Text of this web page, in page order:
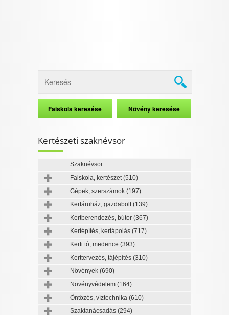
Data Deletion Privacy Policy
Kertészeti szaknévsor
Szaknévsor
Faiskola, kertészet(510)
Gépek, szerszámok (197)
Kertáruház, gazdabolt(139)
Kertberendezés, bútor (367)
Kertépítés, kertápolás (717)
Kerti tó, medence (393)
Kerttervezés, tájépítés (310)
Növények (690)
Növényvédelem (164)
Öntözés, víztechnika (610)
Szaktanácsadás (294)